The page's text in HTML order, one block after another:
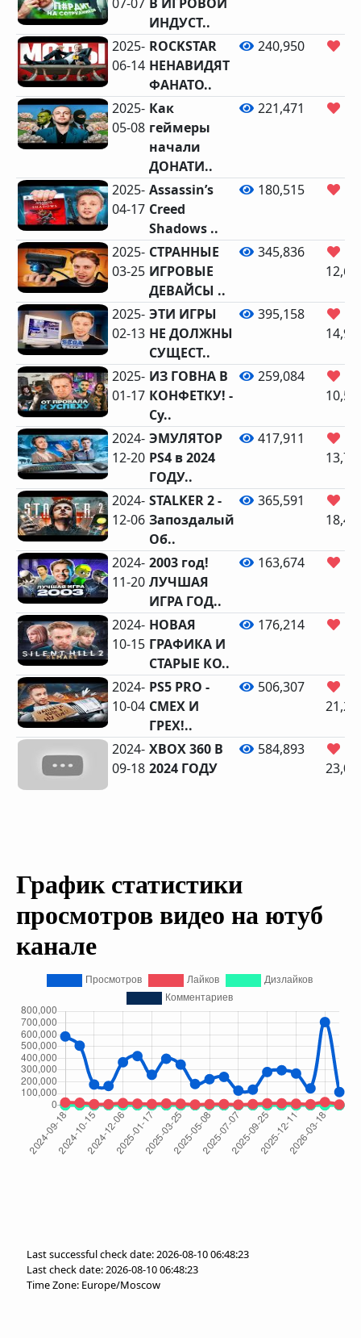
ИНДУСТ..
2025-
06-14
ROCKSTAR
НЕНАВИДЯТ
ФАНАТО..
240,950
2025-
05-08
Как
геймеры
начали
ДОНАТИ..
221,471
2025-
04-17
Assassin’s
Creed
Shadows ..
180,515
2025-
03-25
СТРАННЫЕ
ИГРОВЫЕ
ДЕВАЙСЫ ..
345,836
2025-
02-13
ЭТИ ИГРЫ
НЕ ДОЛЖНЫ
СУЩЕСТ..
395,158
2025-
01-17
ИЗ ГОВНА В
КОНФЕТКУ! -
Cy..
259,084
2024-
12-20
ЭМУЛЯТОР
PS4 в 2024
ГОДУ..
417,911
2024-
12-06
STALKER 2 -
Запоздалый
Об..
365,591
2024-
11-20
2003 год!
ЛУЧШАЯ
ИГРА ГОД..
163,674
2024-
10-15
НОВАЯ
ГРАФИКА И
СТАРЫЕ КО..
176,214
2024-
10-04
PS5 PRO -
СМЕХ И
ГРЕХ!..
506,307
2024-
09-18
XBOX 360 В
2024 ГОДУ
584,893
График статистики
просмотров видео на ютуб
канале
Last successful check date: 2026-08-10 06:48:23
Last check date: 2026-08-10 06:48:23
Time Zone: Europe/Moscow